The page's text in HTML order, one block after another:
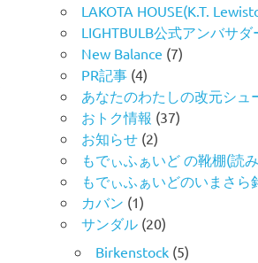
LAKOTA HOUSE(K.T.
LIGHTBULB公式アンバサダ
New Balance (7)
PR記事 (4)
あなたのわたしの改元シュ
おトク情報 (37)
お知らせ (2)
もでぃふぁいど の靴棚(読
もでぃふぁいどのいまさら
カバン (1)
サンダル (20)
Birkenstock (5)